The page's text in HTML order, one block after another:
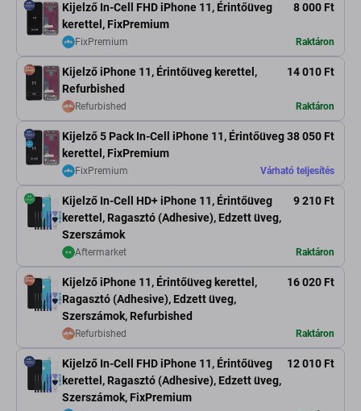
Kijelző In-Cell FHD iPhone 11, Érintőüveg
kerettel, FixPremium
8 000 Ft
FixPremium Raktáron
Kijelző iPhone 11, Érintőüveg kerettel,
Refurbished
14 010 Ft
Refurbished Raktáron
Kijelző 5 Pack In-Cell iPhone 11, Érintőüveg
kerettel, FixPremium
38 050 Ft
FixPremium Várható teljesítés
Kijelző In-Cell HD+ iPhone 11, Érintőüveg
kerettel, Ragasztó (Adhesive), Edzett üveg,
Szerszámok
9 210 Ft
Aftermarket Raktáron
Kijelző iPhone 11, Érintőüveg kerettel,
Ragasztó (Adhesive), Edzett üveg,
Szerszámok, Refurbished
16 020 Ft
Refurbished Raktáron
Kijelző In-Cell FHD iPhone 11, Érintőüveg
kerettel, Ragasztó (Adhesive), Edzett üveg,
Szerszámok, FixPremium
12 010 Ft